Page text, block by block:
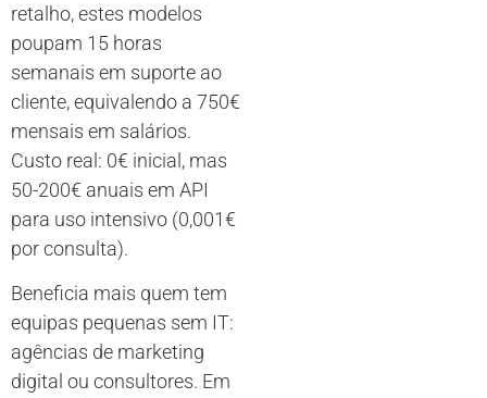
retalho, estes modelos
poupam 15 horas
semanais em suporte ao
cliente, equivalendo a 750€
mensais em salários.
Custo real: 0€ inicial, mas
50-200€ anuais em API
para uso intensivo (0,001€
por consulta).
Beneficia mais quem tem
equipas pequenas sem IT:
agências de marketing
digital ou consultores. Em